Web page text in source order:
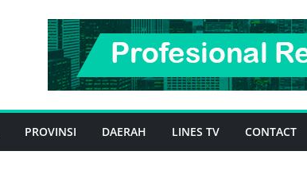
PROVINSI DAERAH LINES TV CONTACT